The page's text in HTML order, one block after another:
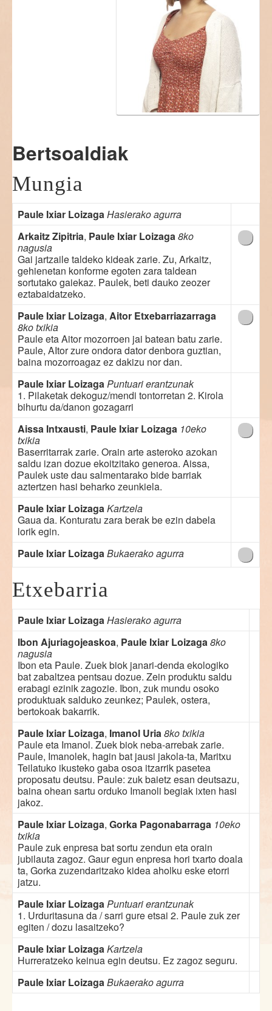
Bertsoaldiak
Mungia
Paule Ixiar LoizagaHasierako agurra
Arkaitz Zipitria, Paule Ixiar Loizaga8ko
nagusia
Gai jartzaile taldeko kideak zarie. Zu, Arkaitz,
gehienetan konforme egoten zara taldean
sortutako gaiekaz. Paulek, beti dauko zeozer
eztabaidatzeko.
Paule Ixiar Loizaga, Aitor Etxebarriazarraga
8ko txikia
Paule eta Aitor mozorroen jai batean batu zarie.
Paule, AItor zure ondora dator denbora guztian,
baina mozorroagaz ez dakizu nor dan.
Paule Ixiar LoizagaPuntuari erantzunak
1. Pilaketak dekoguz/mendi tontorretan 2. Kirola
bihurtu da/danon gozagarri
Aissa Intxausti, Paule Ixiar Loizaga 10eko
txikia
Baserritarrak zarie. Orain arte asteroko azokan
saldu izan dozue ekoitzitako generoa. Aissa,
Paulek uste dau salmentarako bide barriak
aztertzen hasi beharko zeunkiela.
Paule Ixiar LoizagaKartzela
Gaua da. Konturatu zara berak be ezin dabela
lorik egin.
Paule Ixiar LoizagaBukaerako agurra
Etxebarria
Paule Ixiar LoizagaHasierako agurra
Ibon Ajuriagojeaskoa, Paule Ixiar Loizaga8ko
nagusia
Ibon eta Paule. Zuek biok janari-denda ekologiko
bat zabaltzea pentsau dozue. Zein produktu saldu
erabagi ezinik zagozie. Ibon, zuk mundu osoko
produktuak salduko zeunkez; Paulek, ostera,
bertokoak bakarrik.
Paule Ixiar Loizaga, Imanol Uria8ko txikia
Paule eta Imanol. Zuek biok neba-arrebak zarie.
Paule, Imanolek, hagin bat jausi jakola-ta, Maritxu
Teilatuko ikusteko gaba osoa itzarrik pasetea
proposatu deutsu. Paule: zuk baietz esan deutsazu,
baina ohean sartu orduko Imanoli begiak ixten hasi
jakoz.
Paule Ixiar Loizaga, Gorka Pagonabarraga 10eko
txikia
Paule zuk enpresa bat sortu zendun eta orain
jubilauta zagoz. Gaur egun enpresa hori txarto doala
ta, Gorka zuzendaritzako kidea aholku eske etorri
jatzu.
Paule Ixiar LoizagaPuntuari erantzunak
1. Urduritasuna da / sarri gure etsai 2. Paule zuk zer
egiten / dozu lasaitzeko?
Paule Ixiar LoizagaKartzela
Hurreratzeko keinua egin deutsu. Ez zagoz seguru.
Paule Ixiar LoizagaBukaerako agurra